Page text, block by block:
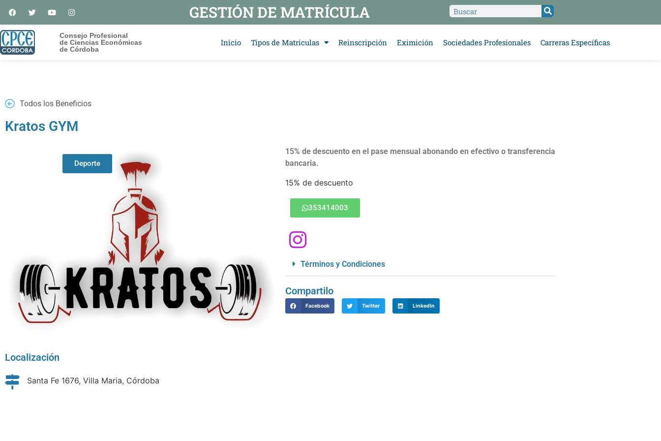
GESTIÓN DE MATRÍCULA
Consejo Profesional
de Ciencias Económicas
de Córdoba
Inicio Tipos de Matriculas Reinscripción Eximición Sociedades Profesionales Carreras Específicas
Todos los Beneficios
Kratos GYM
Deporte
15% de descuento en el pase mensual abonando en efectivo o transferencia
bancaria.
15% de descuento
353414003
Términos y Condiciones
Compartilo
Facebook Twitter LinkedIn
Localización
Santa Fe 1676, Villa Maria, Córdoba